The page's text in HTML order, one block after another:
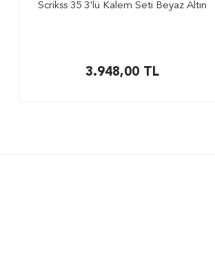
Scrikss 35 3'lü Kalem Seti Beyaz Altın
3.948,00TL